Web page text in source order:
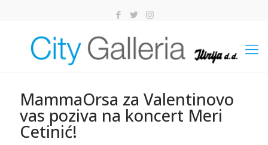
MammaOrsa za Valentinovo
vas poziva na koncert Meri
Cetinić!